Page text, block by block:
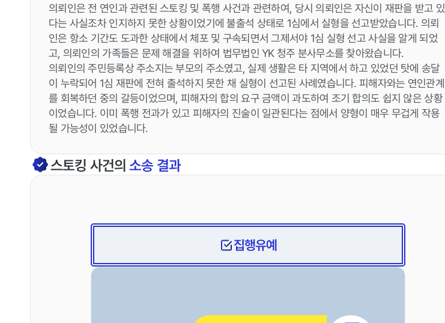
의뢰인은 전 연인과 관련된 스토킹 및 폭행 사건과 관련하여, 당시 의뢰인은 자신이 재판을 받고 있
다는 사실조차 인지하지 못한 상황이었기에 불출석 상태로 1심에서 실형을 선고받았습니다. 의뢰
인은 항소 기간도 도과한 상태에서 체포 및 구속되면서 그제서야 1심 실형 선고 사실을 알게 되었
고, 의뢰인의 가족들은 문제 해결을 위하여 법무법인 YK 청주 분사무소를 찾아왔습니다.
의뢰인의 주민등록상 주소지는 부모의 주소였고, 실제 생활은 타 지역에서 하고 있었던 탓에 송달
이 누락되어 1심 재판에 전혀 출석하지 못한 채 실형이 선고된 사례였습니다. 피해자와는 연인관계
를 회복하던 중의 갈등이었으며, 피해자의 합의 요구 금액이 과도하여 조기 합의도 쉽지 않은 상황
이었습니다. 이미 폭행 전과가 있고 피해자의 진술이 일관된다는 점에서 양형이 매우 무겁게 작용
될 가능성이 있었습니다.
스토킹 사건의소송 결과
집행유예